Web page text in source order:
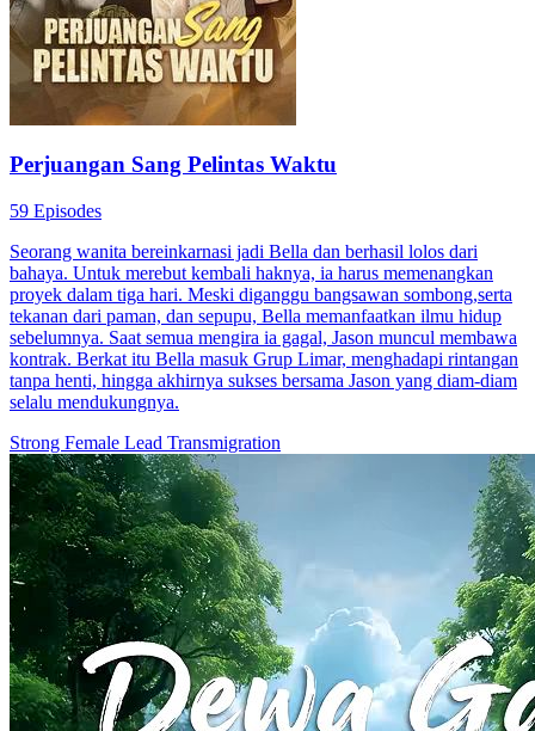
Perjuangan Sang Pelintas Waktu
59 Episodes
Seorang wanita bereinkarnasi jadi Bella dan berhasil lolos dari
bahaya. Untuk merebut kembali haknya, ia harus memenangkan
proyek dalam tiga hari. Meski diganggu bangsawan sombong,serta
tekanan dari paman, dan sepupu, Bella memanfaatkan ilmu hidup
sebelumnya. Saat semua mengira ia gagal, Jason muncul membawa
kontrak. Berkat itu Bella masuk Grup Limar, menghadapi rintangan
tanpa henti, hingga akhirnya sukses bersama Jason yang diam-diam
selalu mendukungnya.
Strong Female Lead Transmigration